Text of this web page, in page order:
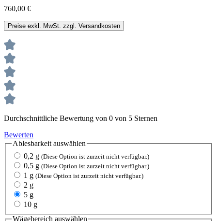
760,00 €
Preise exkl. MwSt. zzgl. Versandkosten
Durchschnittliche Bewertung von 0 von 5 Sternen
Bewerten
Ablesbarkeitauswählen
0,2 g (Diese Option ist zurzeit nicht verfügbar.)
0,5 g (Diese Option ist zurzeit nicht verfügbar.)
1 g (Diese Option ist zurzeit nicht verfügbar.)
2 g
5 g
10 g
Wägebereich auswählen